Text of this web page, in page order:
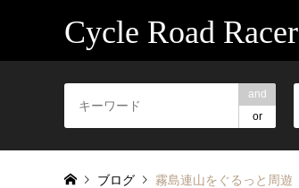
Cycle Road Racer
and
or
ブログ 霧島連山をぐるっと周遊